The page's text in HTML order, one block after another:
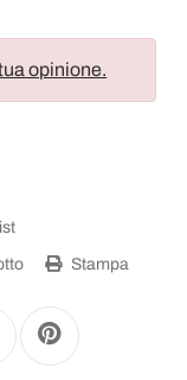
opinione.
Stampa